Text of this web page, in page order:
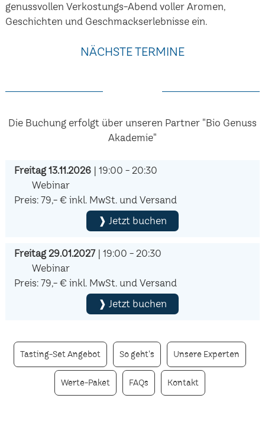
genussvollen Verkostungs-Abend voller Aromen,
Geschichten und Geschmackserlebnisse ein.
NÄCHSTE TERMINE
Die Buchung erfolgt über unseren Partner "Bio Genuss
Akademie"
Freitag 13.11.2026| 19:00 - 20:30
Webinar
Preis: 79,- € inkl. MwSt. und Versand
❱ Jetzt buchen
Freitag 29.01.2027| 19:00 - 20:30
Webinar
Preis: 79,- € inkl. MwSt. und Versand
❱ Jetzt buchen
Tasting-Set Angebot So geht's Unsere Experten
Werte-Paket FAQs Kontakt